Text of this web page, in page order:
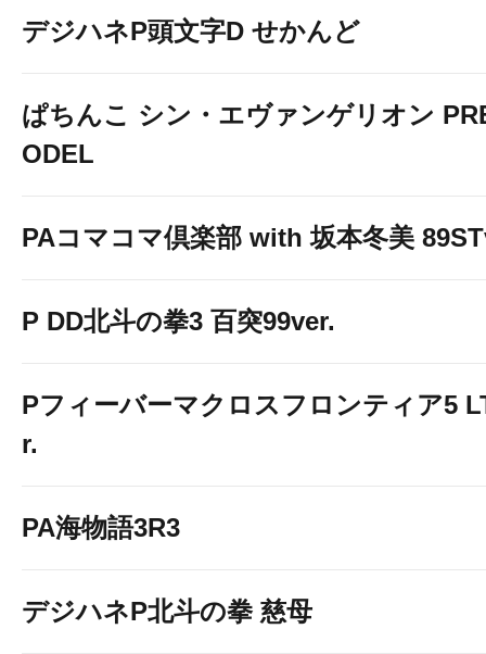
デジハネP頭文字D せかんど
ぱちんこ シン・エヴァンゲリオン
ODEL
PAコマコマ倶楽部 with 坂本冬美
P DD北斗の拳3 百突99ver.
Pフィーバーマクロスフロンティア5
r.
PA海物語3R3
デジハネP北斗の拳 慈母